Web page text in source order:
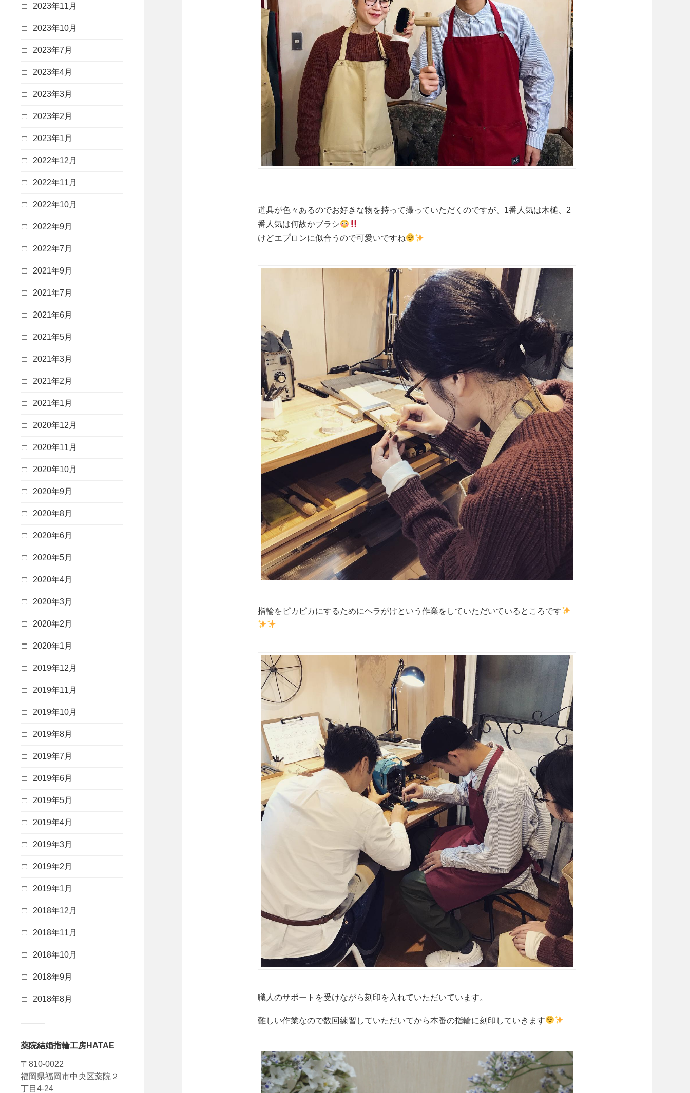
2023年11月
2023年10月
2023年7月
2023年4月
2023年3月
2023年2月
2023年1月
2022年12月
2022年11月
2022年10月
2022年9月
2022年7月
2021年9月
2021年7月
2021年6月
2021年5月
2021年3月
2021年2月
2021年1月
2020年12月
2020年11月
2020年10月
2020年9月
2020年8月
2020年6月
2020年5月
2020年4月
2020年3月
2020年2月
2020年1月
2019年12月
2019年11月
2019年10月
2019年8月
2019年7月
2019年6月
2019年5月
2019年4月
2019年3月
2019年2月
2019年1月
2018年12月
2018年11月
2018年10月
2018年9月
2018年8月
薬院結婚指輪工房HATAE
〒810-0022
福岡県福岡市中央区薬院２
丁目4-24
道具が色々あるのでお好きな物を持って撮っていただくのですが、1番人気は木槌、2
番人気は何故かブラシ
けどエプロンに似合うので可愛いですね
指輪をピカピカにするためにヘラがけという作業をしていただいているところです
職人のサポートを受けながら刻印を入れていただいています。
難しい作業なので数回練習していただいてから本番の指輪に刻印していきます